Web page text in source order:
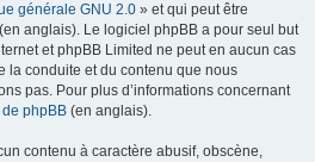
générale GNU 2.0 » et qui peut être
(en anglais). Le logiciel phpBB a pour seul but
et phpBB Limited ne peut en aucun cas
la conduite et du contenu que nous
pas. Pour plus d’informations concernant
de phpBB (en anglais).
contenu à caractère abusif, obscène,